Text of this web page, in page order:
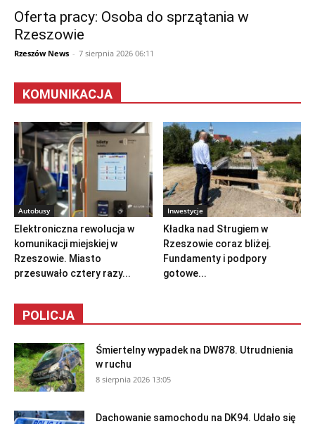
Oferta pracy: Osoba do sprzątania w
Rzeszowie
Rzeszów News - 7 sierpnia 2026 06:11
KOMUNIKACJA
Autobusy
Elektroniczna rewolucja w
komunikacji miejskiej w
Rzeszowie. Miasto
przesuwało cztery razy...
Inwestycje
Kładka nad Strugiem w
Rzeszowie coraz bliżej.
Fundamenty i podpory
gotowe...
POLICJA
Śmiertelny wypadek na DW878. Utrudnienia
w ruchu
8 sierpnia 2026 13:05
Dachowanie samochodu na DK94. Udało się